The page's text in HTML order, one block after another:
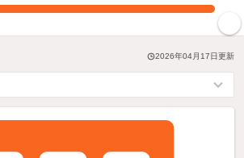
2026年04月17日更新